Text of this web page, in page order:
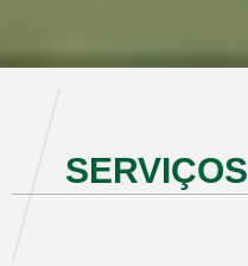
SERVIÇOS